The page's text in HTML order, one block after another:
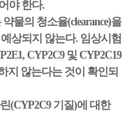
야 한다.
물의 청소율(clearance)을
상되지 않는다. 임상시험
CYP2C9 및 CYP2C19
지 않는다는 것이 확인되
(CYP2C9 기질)에 대한